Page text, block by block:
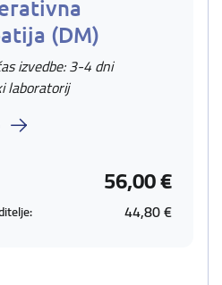
(DM)
izvedbe: 3-4 dni
laboratorij
56,00 €
44,80 €